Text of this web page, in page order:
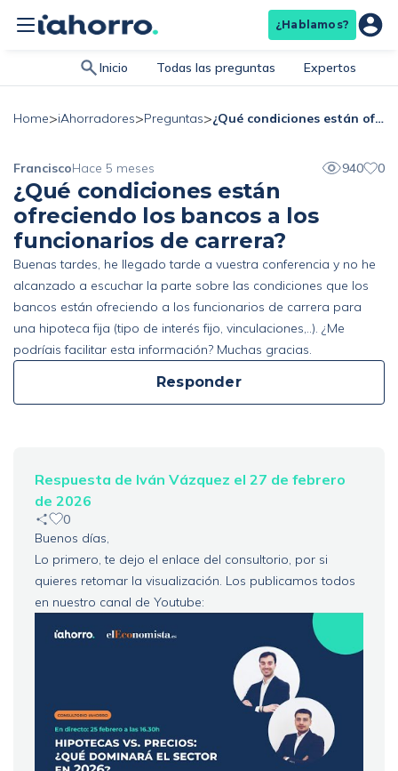
¿Hablamos?
Inicio Todas las preguntas Expertos
Home>iAhorradores>Preguntas> ¿Qué condiciones están ofreciendo los bancos a los funcionarios de carrera?
FranciscoHace 5 meses 940 0
¿Qué condiciones están
ofreciendo los bancos a los
funcionarios de carrera?
Buenas tardes, he llegado tarde a vuestra conferencia y no he
alcanzado a escuchar la parte sobre las condiciones que los
bancos están ofreciendo a los funcionarios de carrera para
una hipoteca fija (tipo de interés fijo, vinculaciones,..). ¿Me
podríais facilitar esta información? Muchas gracias.
Responder
Respuesta de Iván Vázquez el 27 de febrero
de 2026
0
Buenos días,
Lo primero, te dejo el enlace del consultorio, por si
quieres retomar la visualización. Los publicamos todos
en nuestro canal de Youtube: